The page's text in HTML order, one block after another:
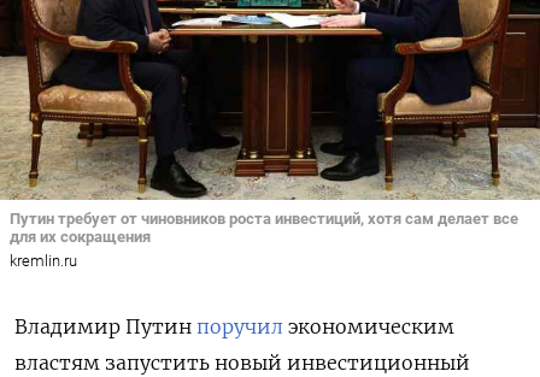
Путин требует от чиновников роста инвестиций, хотя сам делает все
для их сокращения
kremlin.ru
Владимир Путин поручил экономическим
властям запустить новый инвестиционный